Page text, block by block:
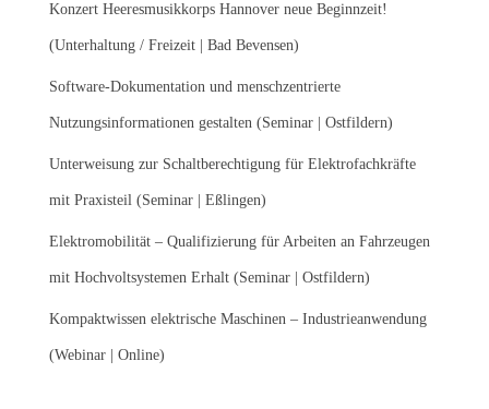
a
c
:
Konzert Heeresmusikkorps Hannover neue Beginnzeit!
(Unterhaltung / Freizeit | Bad Bevensen)
Software-Dokumentation und menschzentrierte
Nutzungsinformationen gestalten (Seminar | Ostfildern)
Unterweisung zur Schaltberechtigung für Elektrofachkräfte
mit Praxisteil (Seminar | Eßlingen)
Elektromobilität – Qualifizierung für Arbeiten an Fahrzeugen
mit Hochvoltsystemen Erhalt (Seminar | Ostfildern)
Kompaktwissen elektrische Maschinen – Industrieanwendung
(Webinar | Online)